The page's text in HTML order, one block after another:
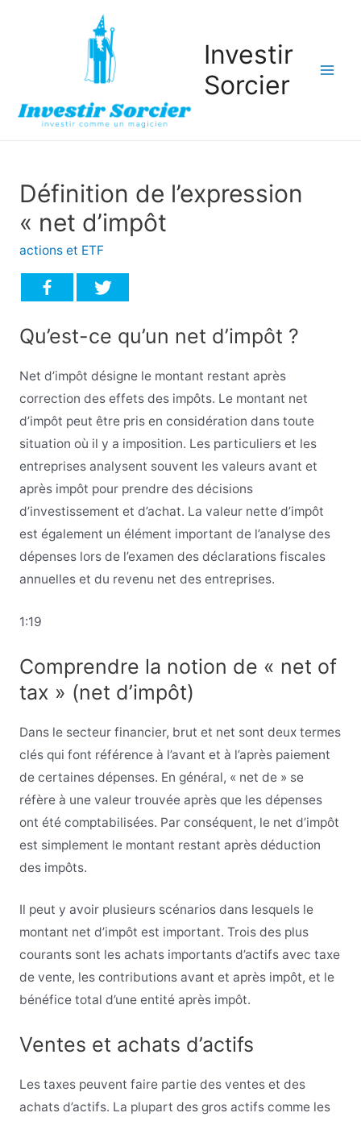
Investir
Sorcier
Définition de l’expression
« net d’impôt
actions et ETF
Qu’est-ce qu’un net d’impôt ?
Net d’impôt désigne le montant restant après
correction des effets des impôts. Le montant net
d’impôt peut être pris en considération dans toute
situation où il y a imposition. Les particuliers et les
entreprises analysent souvent les valeurs avant et
après impôt pour prendre des décisions
d’investissement et d’achat. La valeur nette d’impôt
est également un élément important de l’analyse des
dépenses lors de l’examen des déclarations fiscales
annuelles et du revenu net des entreprises.
1:19
Comprendre la notion de « net of
tax » (net d’impôt)
Dans le secteur financier, brut et net sont deux termes
clés qui font référence à l’avant et à l’après paiement
de certaines dépenses. En général, « net de » se
réfère à une valeur trouvée après que les dépenses
ont été comptabilisées. Par conséquent, le net d’impôt
est simplement le montant restant après déduction
des impôts.
Il peut y avoir plusieurs scénarios dans lesquels le
montant net d’impôt est important. Trois des plus
courants sont les achats importants d’actifs avec taxe
de vente, les contributions avant et après impôt, et le
bénéfice total d’une entité après impôt.
Ventes et achats d’actifs
Les taxes peuvent faire partie des ventes et des
achats d’actifs. La plupart des gros actifs comme les